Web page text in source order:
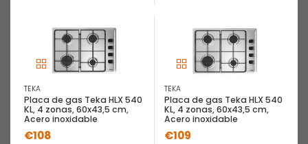
TEKA
Placa de gas Teka HLX 540
KL, 4 zonas, 60x43,5 cm,
Acero inoxidable
€108
TEKA
Placa de gas Teka HLX 540
KL, 4 zonas, 60x43,5 cm,
Acero inoxidable
€109